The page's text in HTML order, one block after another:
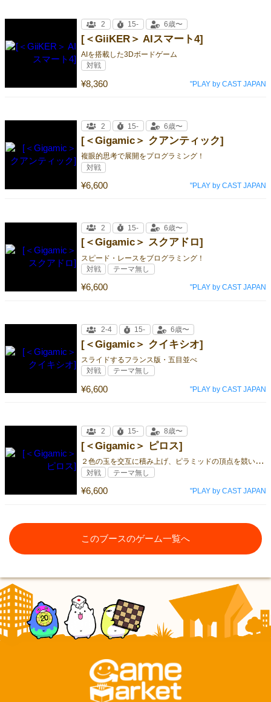
[＜GiiKER＞ AIスマート4]
AIを搭載した3Dボードゲーム
¥8,360
2 15- 6歳〜
対戦
"PLAY by CAST JAPAN
[＜Gigamic＞ クアンティック]
複眼的思考で展開をプログラミング！
¥6,600
2 15- 6歳〜
対戦
"PLAY by CAST JAPAN
[＜Gigamic＞ スクアドロ]
スピード・レースをブログラミング！
¥6,600
2 15- 6歳〜
対戦 テーマ無し
"PLAY by CAST JAPAN
[＜Gigamic＞ クイキシオ]
スライドするフランス版・五目並べ
¥6,600
2-4 15- 6歳〜
対戦 テーマ無し
"PLAY by CAST JAPAN
[＜Gigamic＞ ピロス]
２
色の玉を交互に積み上げ、ピラミッドの頂点を競い合うアブストラクトゲーム
¥6,600
2 15- 8歳〜
対戦 テーマ無し
"PLAY by CAST JAPAN
このブースのゲーム一覧へ